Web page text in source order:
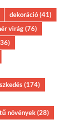
dekoráció(41)
virág(76)
(174)
növények(28)